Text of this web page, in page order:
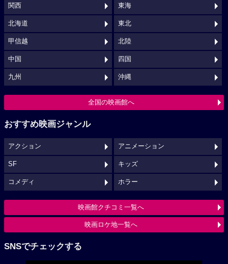
関西 東海
北海道 東北
甲信越 北陸
中国 四国
九州 沖縄
全国の映画館へ
おすすめ映画ジャンル
アクション アニメーション
SF キッズ
コメディ ホラー
映画館クチコミ一覧へ
映画ロケ地一覧へ
SNSでチェックする